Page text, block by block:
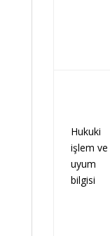
Hukuki
işlem ve
uyum
bilgisi